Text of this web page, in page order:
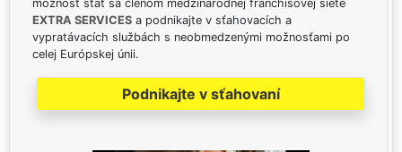
možnosť stať sa členom medzinárodnej franchisovej siete
EXTRA SERVICES a podnikajte v sťahovacích a
vypratávacích službách s neobmedzenými možnosťami po
celej Európskej únii.
Podnikajte v sťahovaní